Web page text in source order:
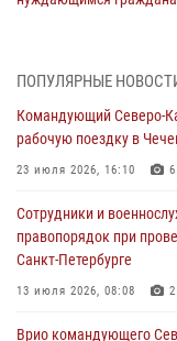
В Центральных
09 августа 2026, 08:00
В Чеченской
09 августа 2026, 08:00
В Кузбассе
мать
ПОПУЛЯРНЫЕ
Командующий Северо-
рабочую поездку в
23 июля 2026, 16:10 6
Сотрудники и
правопорядок при
Санкт-Петербурге
13 июля 2026, 08:08 2
Врио командующего